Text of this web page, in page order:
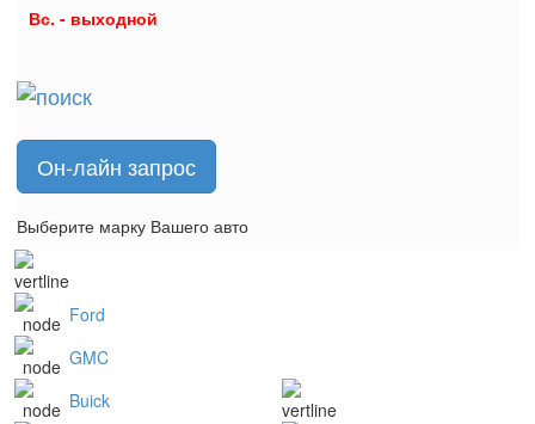
Вс. - выходной
Он-лайн запрос
Выберите марку Вашего авто
Ford
GMC
Buick